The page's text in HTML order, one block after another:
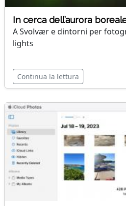
In cerca dell’aurora
A Svolvær e dintorni per
lights
Continua la lettura